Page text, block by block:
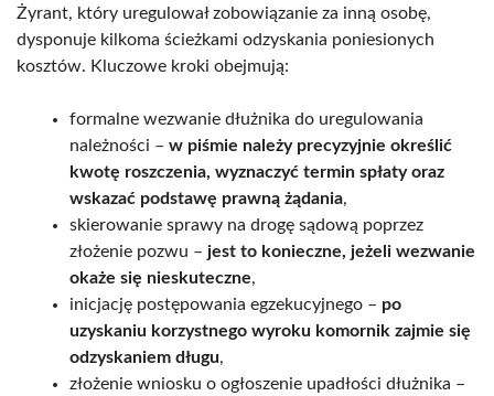
Żyrant, który uregulował zobowiązanie za inną osobę,
dysponuje kilkoma ścieżkami odzyskania poniesionych
kosztów. Kluczowe kroki obejmują:
formalne wezwanie dłużnika do uregulowania
należności – w piśmie należy precyzyjnie określić
kwotę roszczenia, wyznaczyć termin spłaty oraz
wskazać podstawę prawną żądania,
skierowanie sprawy na drogę sądową poprzez
złożenie pozwu – jest to konieczne, jeżeli wezwanie
okaże się nieskuteczne,
inicjację postępowania egzekucyjnego – po
uzyskaniu korzystnego wyroku komornik zajmie się
odzyskaniem długu,
złożenie wniosku o ogłoszenie upadłości dłużnika –